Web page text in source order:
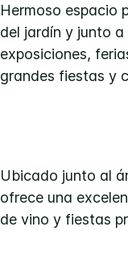
Hermoso espacio
del jardín y junto a
exposiciones,
grandes fiestas y
Ubicado junto al
ofrece una
de vino y fiestas